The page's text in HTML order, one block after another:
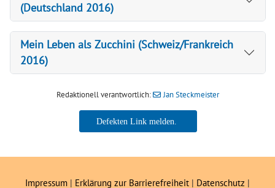
(Deutschland 2016)
Mein Leben als Zucchini (Schweiz/Frankreich
2016)
Redaktionell verantwortlich: Jan Steckmeister
Jan Steckmeister
Impressum | Erklärung zur Barrierefreiheit | Datenschutz |